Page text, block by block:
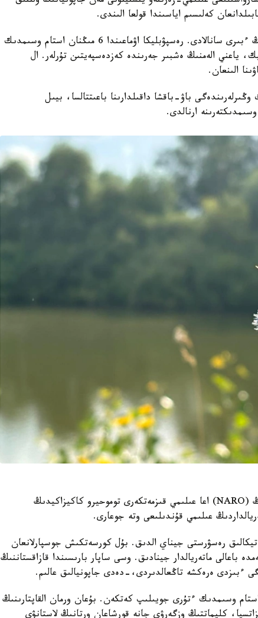
قازاقستان وسىمدىكتەر دۇنيەسىنە باي ەلدەردىڭ ءبىرى سانالادى. رەسپۋبليكا اۋماعىندا 6 مىڭنان استام وسىمدىك
- ەندەميك، ياعني الەمنىڭ ەشبىر جەرىندە كەزدەسپەيتىن تۇرلەر. ال
باۋ-باقشا داقىلدارىنا باعىتتالسا، بيىل
ارنالدى.
جاپونيانىڭ ۇلتتىق اگرارلىق زەرتتەۋلەر ۇيىمىنىڭ (NARO) اعا عىلىمي قىزمەتكەرى توموحيرو كاكيزاكيدىڭ
عىلىمي قۇندىلىعى وتە جوعارى.
ءبىز 50 قۇندى گەنەتيكالىق رەسۋرستى جيناي الدىق. بۇل كورسەتكىش جوسپارلانعان
باعالى ماتەريالدار جينادىق. وسى ساپار بارىسىندا قازاقستاننىڭ
ءبىزدى ەرەكشە تاڭعالدىردى،-دەدى جاپونيالىق عالىم.
ءۇش عاسىردا الەمدە 600 دەن استام وسىمدىك ءتۇرى جويىلىپ كەتكەن. بۇعان ورمان القاپتارىنىڭ